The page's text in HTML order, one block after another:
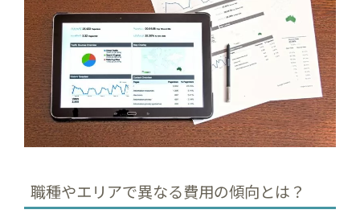
職種やエリアで異なる費用の傾向とは？